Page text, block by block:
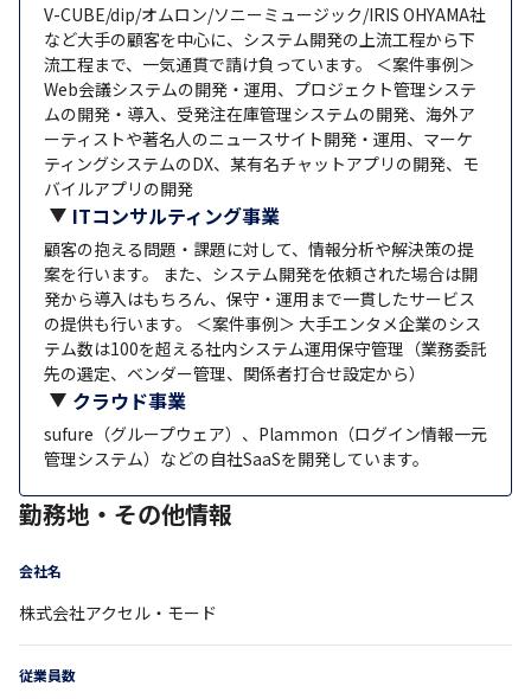
V-CUBE/dip/オムロン/ソニーミュージック/IRIS OHYAMA社
など大手の顧客を中心に、システム開発の上流工程から下
流工程まで、一気通貫で請け負っています。 ＜案件事例＞
Web会議システムの開発・運用、プロジェクト管理システ
ムの開発・導入、受発注在庫管理システムの開発、海外ア
ーティストや著名人のニュースサイト開発・運用、マーケ
ティングシステムのDX、某有名チャットアプリの開発、モ
バイルアプリの開発
ITコンサルティング事業
顧客の抱える問題・課題に対して、情報分析や解決策の提
案を行います。 また、システム開発を依頼された場合は開
発から導入はもちろん、保守・運用まで一貫したサービス
の提供も行います。 ＜案件事例＞ 大手エンタメ企業のシス
テム数は100を超える社内システム運用保守管理（業務委託
先の選定、ベンダー管理、関係者打合せ設定から）
クラウド事業
sufure（グループウェア）、Plammon（ログイン情報一元
管理システム）などの自社SaaSを開発しています。
勤務地・その他情報
会社名
株式会社アクセル・モード
従業員数